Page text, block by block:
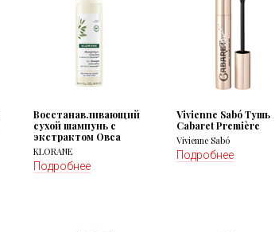
Восстанавливающий
сухой шампунь с
экстрактом Овса
KLORANE
Подробнее
Vivienne Sabó Тушь
Cabaret Première
Vivienne Sabó
Подробнее